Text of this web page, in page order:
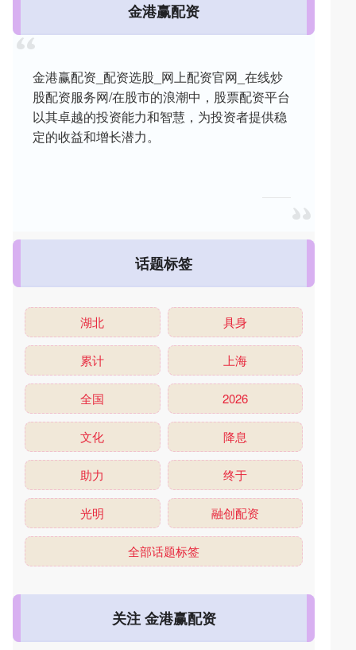
金港赢配资
金港赢配资_配资选股_网上配资官网_在线炒
股配资服务网/在股市的浪潮中，股票配资平台
以其卓越的投资能力和智慧，为投资者提供稳
定的收益和增长潜力。
话题标签
湖北 具身
累计 上海
全国 2026
文化 降息
助力 终于
光明 融创配资
全部话题标签
关注 金港赢配资